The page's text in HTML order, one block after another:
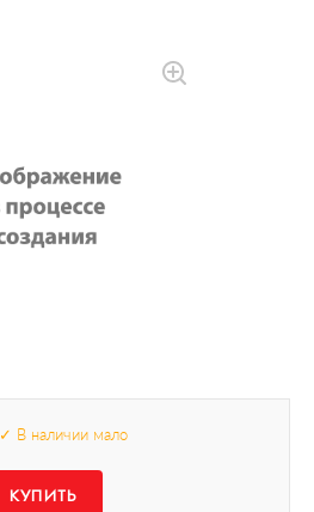
✓ В наличии мало